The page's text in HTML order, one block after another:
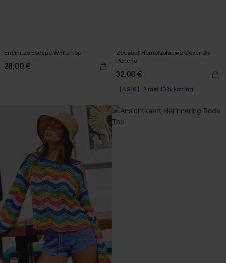
Encinitas Escape White Top
28,00 €
Zeezout Hemelsblauwe Cover-Up
Poncho
32,00 €
【AG18】2 met 10% korting